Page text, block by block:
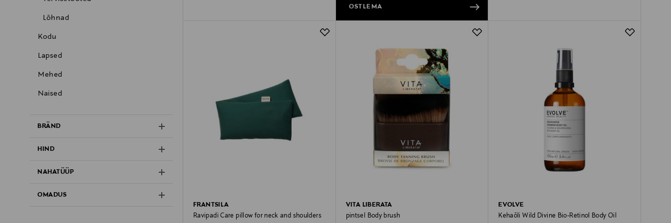
Lõhnad
Kodu
Lapsed
Mehed
Naised
BRÄND
HIND
NAHATÜÜP
OMADUS
OSTLEMA
FRANTSILA
Ravipadi Care pillow for neck and shoulders
VITA LIBERATA
pintsel Body brush
EVOLVE
Kehaõli Wild Divine Bio-Retinol Body Oil